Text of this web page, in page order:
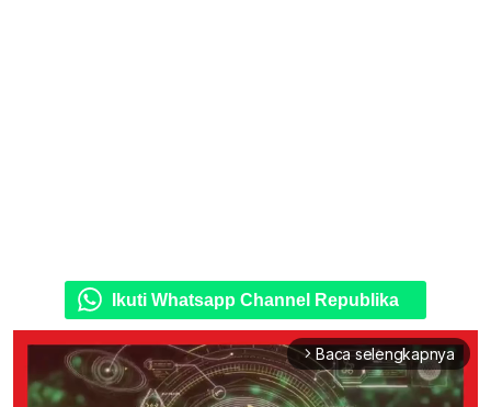
Ikuti Whatsapp Channel Republika
arrow_forward_ios Baca selengkapnya